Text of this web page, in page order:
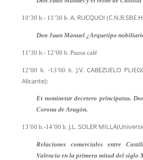
10’30 h.- 11’30 h. A. RUCQUOI (C.N.R.SB
Don Juan Manuel ¿Arquetipo
11’30 h.- 12’00 h. Pausa café
12’00 h. -13’00 h. J.V. CABEZUELO
Alicante):
Et nominetur decetero principatus.
Corona de Aragón.
13’00 h.-14’00 h. J.L. SOLER
Relaciones comerciales entre
Valencia en la primera mitad del siglo